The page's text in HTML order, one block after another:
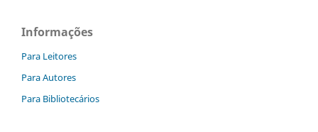
Informações
Para Leitores
Para Autores
Para Bibliotecários